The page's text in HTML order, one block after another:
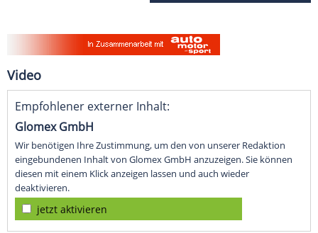
Video
Empfohlener externer Inhalt:
Glomex GmbH
Wir benötigen Ihre Zustimmung, um den von unserer Redaktion
eingebundenen Inhalt von Glomex GmbH anzuzeigen. Sie können
diesen mit einem Klick anzeigen lassen und auch wieder
deaktivieren.
jetzt aktivieren